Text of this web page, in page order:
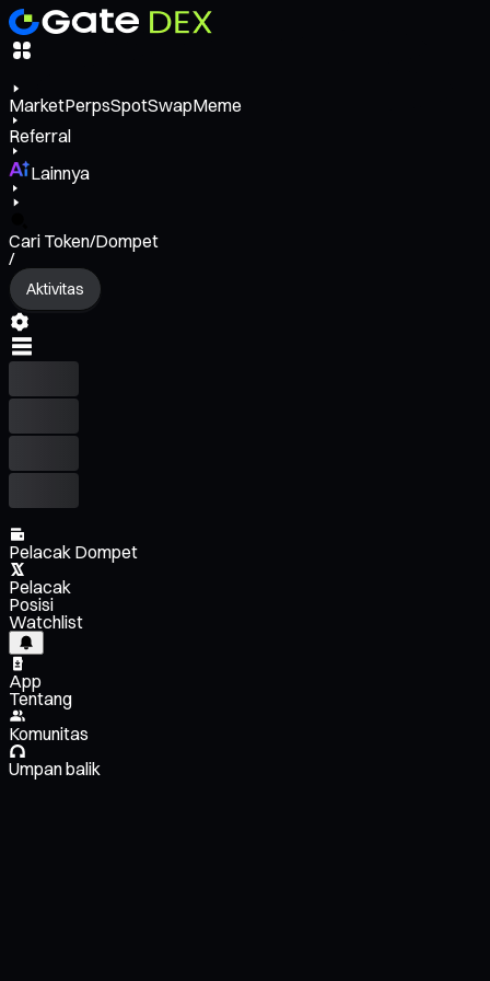
MarketPerpsSpotSwapMeme
Referral
Lainnya
Cari Token/Dompet
/
Aktivitas
Pelacak Dompet
Pelacak
Posisi
Watchlist
App
Tentang
Komunitas
Umpan balik